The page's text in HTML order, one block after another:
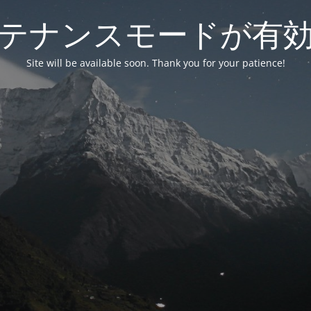
ナンスモードが有
Site will be available soon. Thank you for your patience!